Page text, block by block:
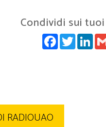
Condividi sui
FACEBOOK
TWITTER
RADIOUAO